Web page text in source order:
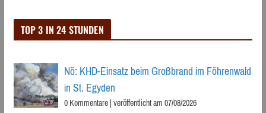
TOP 3 IN 24 STUNDEN
Nö: KHD-Einsatz beim Großbrand im Föhrenwald
in St. Egyden
0 Kommentare|veröffentlicht am 07/08/2026